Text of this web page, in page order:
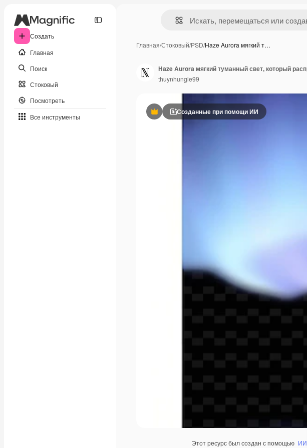
Создать
Главная
Поиск
Стоковый
Посмотреть
Все инструменты
Главная/Стоковый/PSD/Haze Aurora мягкий т…
ПремиумСозданные при помощи ИИ
Этот ресурс был создан с помощью ИИ
thuynhungle99